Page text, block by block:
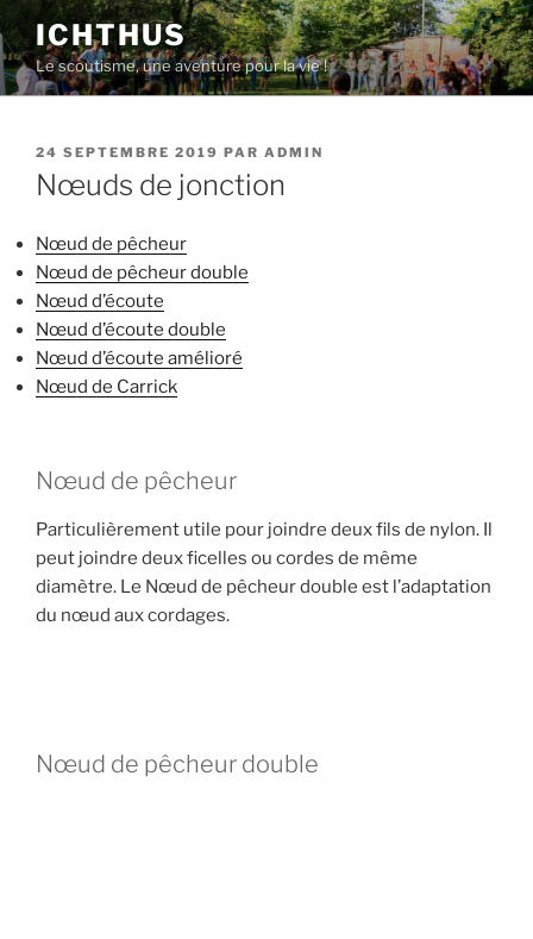
Aller
au
contenu
principal
ICHTHUS
Le scoutisme, une aventure pour la vie !
PUBLIÉ
LE
24 SEPTEMBRE 2019 PAR ADMIN
Nœuds de jonction
Nœud de pêcheur
Nœud de pêcheur double
Nœud d’écoute
Nœud d’écoute double
Nœud d’écoute amélioré
Nœud de Carrick
Nœud de pêcheur
Particulièrement utile pour joindre deux fils de nylon. Il
peut joindre deux ficelles ou cordes de même
diamètre. Le Nœud de pêcheur double est l’adaptation
du nœud aux cordages.
Nœud de pêcheur double